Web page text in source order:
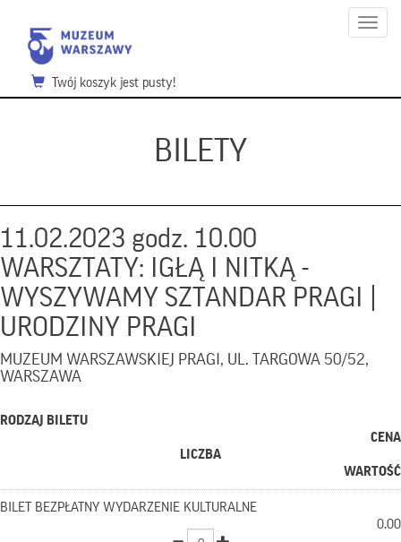
Menu
Twój koszyk jest pusty!
BILETY
11.02.2023 godz. 10.00
WARSZTATY: IGŁĄ I NITKĄ -
WYSZYWAMY SZTANDAR PRAGI |
URODZINY PRAGI
MUZEUM WARSZAWSKIEJ PRAGI, UL. TARGOWA 50/52,
WARSZAWA
RODZAJ BILETU
CENA
LICZBA
WARTOŚĆ
BILET BEZPŁATNY WYDARZENIE KULTURALNE
0.00